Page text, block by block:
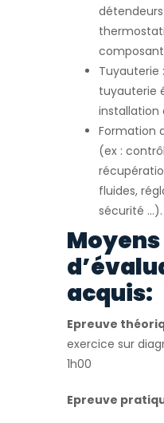
détendeurs
Tuyauterie
tuyauterie
installation
Formation
(ex :
fluides,
sécurité …).
Moyens
acquis:
Epreuve
exercice sur
1h00
Epreuve